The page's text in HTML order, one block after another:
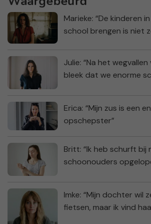
Marieke: “De kinderen
school brengen is niet
Julie: “Na het wegvallen
bleek dat we enorme
Erica: “Mijn zus is een
opschepster”
Britt: “Ik heb schurft bij
schoonouders
Imke: “Mijn dochter wil
fietsen, maar ik vind